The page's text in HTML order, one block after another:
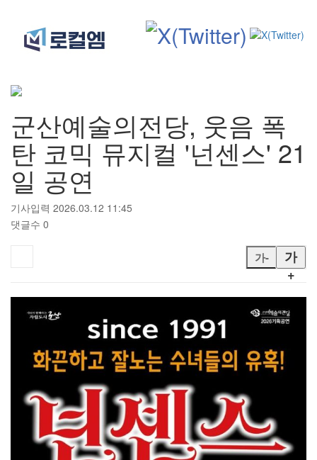
군산예술의전당, 웃음 폭
탄 코믹 뮤지컬 '넌센스' 21
일 공연
기사입력 2026.03.12 11:45
댓글수 0
가-
가
+